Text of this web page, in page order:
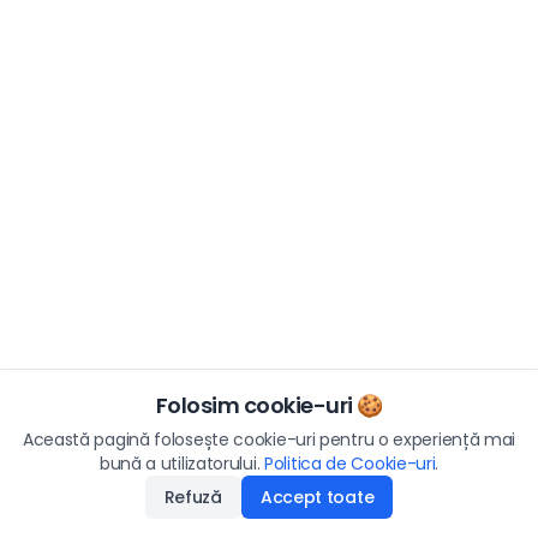
Folosim cookie-uri 🍪
Această pagină folosește cookie-uri pentru o experiență mai
bună a utilizatorului. Politica de Cookie-uri.
Refuză
Accept toate